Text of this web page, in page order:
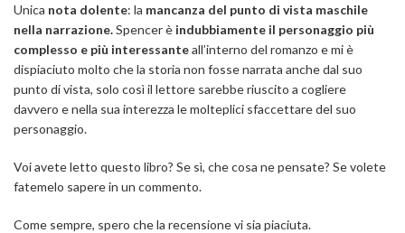
Unica nota dolente: la mancanza del punto di vista maschile
nella narrazione.Spencer è indubbiamente il personaggio più
complesso e più interessanteall’interno del romanzo e mi è
dispiaciuto molto che la storia non fosse narrata anche dal suo
punto di vista, solo così il lettore sarebbe riuscito a cogliere
davvero e nella sua interezza le molteplici sfaccettare del suo
personaggio.
Voi avete letto questo libro? Se sì, che cosa ne pensate? Se volete
fatemelo sapere in un commento.
Come sempre, spero che la recensione vi sia piaciuta.